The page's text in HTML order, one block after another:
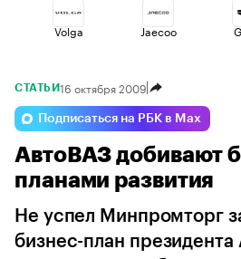
Volga Jaecoo
Changan Lada
Voyah Omoda
СТАТЬИ16 октября 2009
Подписаться на РБК в Max
АвтоВАЗ добивают
планами развития
Не успел Минпромторг
бизнес-план